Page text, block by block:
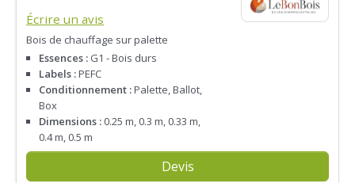
Écrire un avis
Bois de chauffage sur palette
Essences : G1 - Bois durs
Labels :PEFC
Conditionnement :Palette, Ballot,
Box
Dimensions : 0.25 m, 0.3 m, 0.33 m,
0.4 m, 0.5 m
Devis